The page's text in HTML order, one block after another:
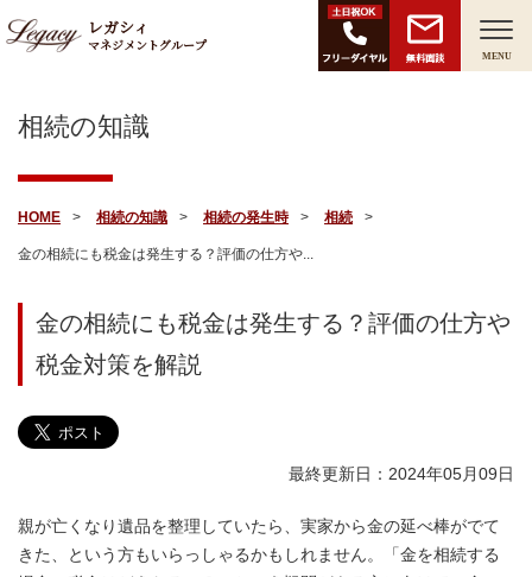
レガシィ
マネジメントグループ
無料面談 MENU
相続の知識
HOME 相続の知識 相続の発生時 相続
金の相続にも税金は発生する？評価の仕方や...
金の相続にも税金は発生する？評価の仕方や
税金対策を解説
最終更新日：2024年05月09日
親が亡くなり遺品を整理していたら、実家から金の延べ棒がでて
きた、という方もいらっしゃるかもしれません。「金を相続する